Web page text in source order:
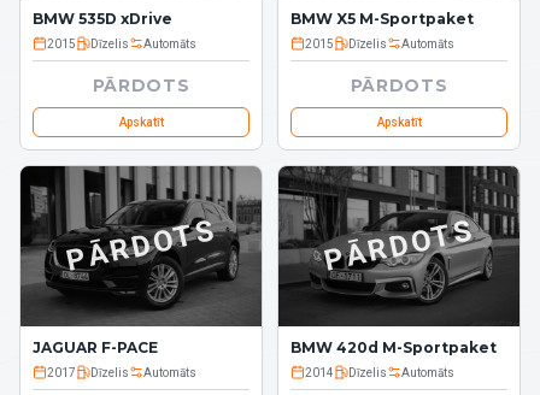
BMW 535D xDrive
2015 Dīzelis Automāts
PĀRDOTS
Apskatīt
BMW X5 M-Sportpaket
2015 Dīzelis Automāts
PĀRDOTS
Apskatīt
PĀRDOTS
JAGUAR F-PACE
2017 Dīzelis Automāts
PĀRDOTS
BMW 420d M-Sportpaket
2014 Dīzelis Automāts